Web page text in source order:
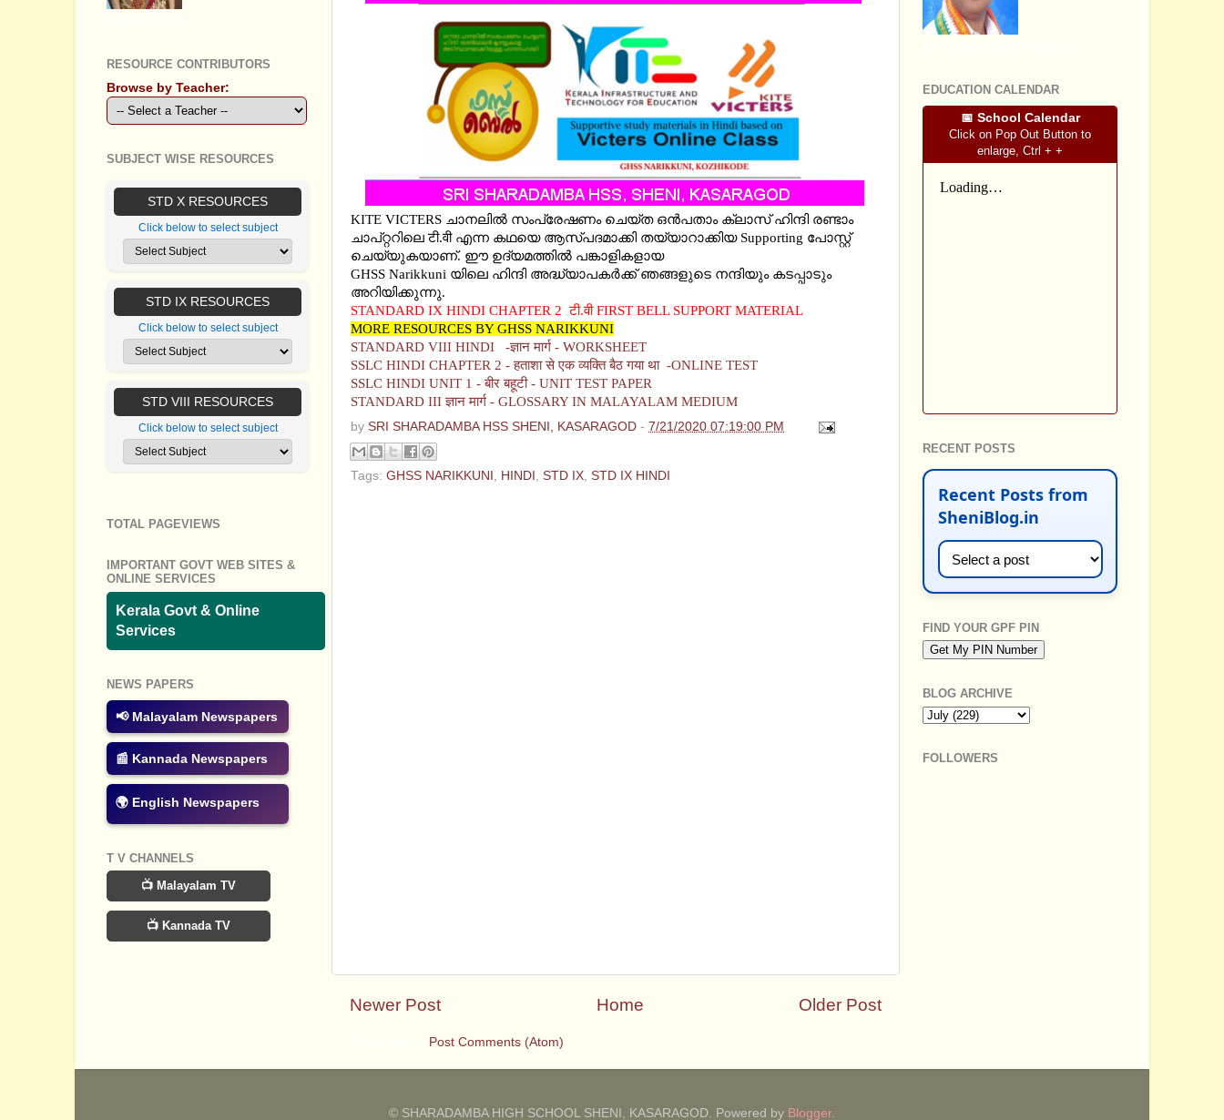
KITE VICTERS ചാനലില്‍ സംപ്രേഷണം ചെയ്ത ഒന്‍പതാം ക്ലാസ് ഹിന്ദി രണ്ടാം
ചാപ്റ്ററിലെ टी.वी എന്ന കഥയെ ആസ്പദമാക്കി തയ്യാറാക്കിയ Supporting പോസ്റ്റ്
ചെയ്യുകയാണ്. ഈ ഉദ്യമത്തില്‍ പങ്കാളികളായ
GHSS Narikkuni യിലെ ഹിന്ദി അദ്ധ്യാപകര്‍ക്ക് ഞങ്ങളുടെ നന്ദിയും കടപ്പാടും
അറിയിക്കുന്നു.
STANDARD IX HINDI CHAPTER 2 टी.वी FIRST BELL SUPPORT MATERIAL
MORE RESOURCES BY GHSS NARIKKUNI
STANDARD VIII HINDI -ज्ञान मार्ग - WORKSHEET
SSLC HINDI CHAPTER 2 - हताशा से एक व्यक्ति बैठ गया था -ONLINE TEST
SSLC HINDI UNIT 1 - बीर बहूटी - UNIT TEST PAPER
STANDARD III ज्ञान मार्ग - GLOSSARY IN MALAYALAM MEDIUM
by SRI SHARADAMBA HSS SHENI, KASARAGOD - 7/21/2020 07:19:00 PM
Tags: GHSS NARIKKUNI HINDI STD IX STD IX HINDI
Newer Post Older Post
Home
Post Comments (Atom)
RESOURCE CONTRIBUTORS
Browse by Teacher:
SUBJECT WISE RESOURCES
STD X RESOURCES
Click below to select subject
STD IX RESOURCES
Click below to select subject
STD VIII RESOURCES
Click below to select subject
TOTAL PAGEVIEWS
IMPORTANT GOVT WEB SITES &
ONLINE SERVICES
Kerala Govt & Online
Services
NEWS PAPERS
📢 Malayalam Newspapers
📰 Kannada Newspapers
🌍 English Newspapers
T V CHANNELS
📺 Malayalam TV
📺 Kannada TV
EDUCATION CALENDAR
📅 School Calendar
Click on Pop Out Button to
enlarge, Ctrl + +
RECENT POSTS
Recent Posts from
SheniBlog.in
FIND YOUR GPF PIN
BLOG ARCHIVE
FOLLOWERS
© SHARADAMBA HIGH SCHOOL SHENI, KASARAGOD. Powered by Blogger.